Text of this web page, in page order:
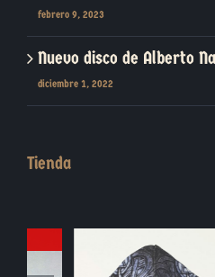
febrero 9, 2023
Nuevo disco de Alberto
diciembre 1, 2022
Tienda